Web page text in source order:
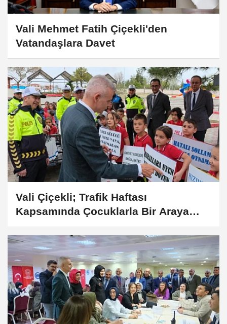
Vali Mehmet Fatih Çiçekli'den
Vatandaşlara Davet
Vali Çiçekli; Trafik Haftası
Kapsamında Çocuklarla Bir Araya
Geldi